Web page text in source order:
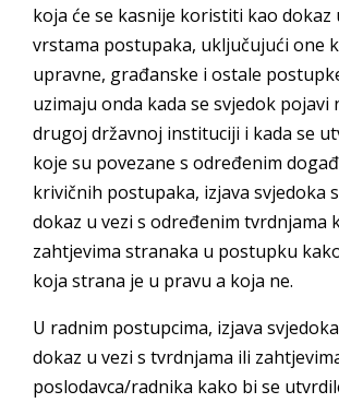
koja će se kasnije koristiti kao dokaz
vrstama postupaka, uključujući one
upravne, građanske i ostale
uzimaju onda kada se svjedok pojavi
drugoj državnoj instituciji i kada se
koje su povezane s određenim
krivičnih postupaka, izjava svjedoka
dokaz u vezi s određenim tvrdnjama
zahtjevima stranaka u postupku
koja strana je u pravu a koja ne.
U radnim postupcima, izjava
dokaz u vezi s tvrdnjama ili
poslodavca/radnika kako bi se